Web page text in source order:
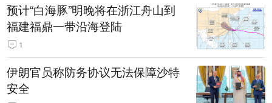
预计“白海豚”明晚将在浙江舟山到
福建福鼎一带沿海登陆
1
伊朗官员称防务协议无法保障沙特
安全